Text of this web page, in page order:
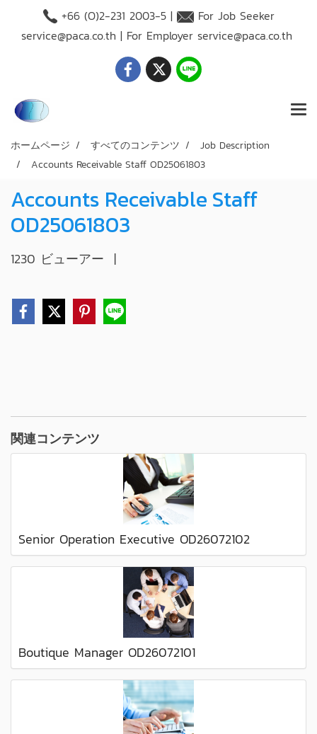
+66 (O)2-231 2003-5 |
For Job Seeker
service@paca.co.th | For Employer service@paca.co.th
ホームページ すべてのコンテンツ
Job Description
Accounts Receivable Staff OD25061803
Accounts Receivable Staff
OD25061803
1230 ビューアー |
関連コンテンツ
Senior Operation Executive OD26072102
Boutique Manager OD26072101